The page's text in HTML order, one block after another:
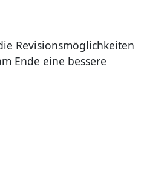
Revisionsmöglichkeiten
Ende eine bessere